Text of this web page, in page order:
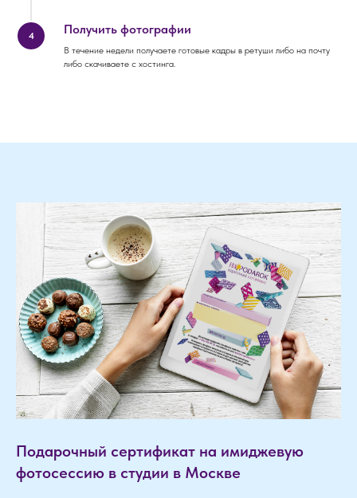
4 Получить фотографии
В течение недели получаете готовые кадры в ретуши либо на почту
либо скачиваете с хостинга.
Подарочный сертификат на имиджевую
фотосессию в студии в Москве
НАПИШИТЕ НАМ ВКОНТАКТЕ
НАПИШИТЕ НАМ В TELEGRAM
НАПИШИТЕ НАМ В MAX